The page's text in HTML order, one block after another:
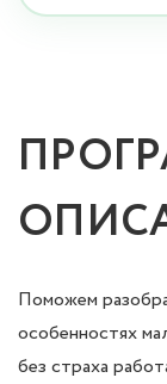
Поможем
особенностях
без страха